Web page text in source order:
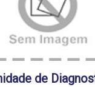
de